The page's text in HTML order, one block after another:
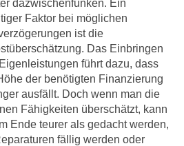
dazwischenfunken. Ein
Faktor bei möglichen
ist die
Das Einbringen
führt dazu, dass
der benötigten Finanzierung
ausfällt. Doch wenn man die
Fähigkeiten überschätzt, kann
Ende teurer als gedacht werden,
fällig werden oder